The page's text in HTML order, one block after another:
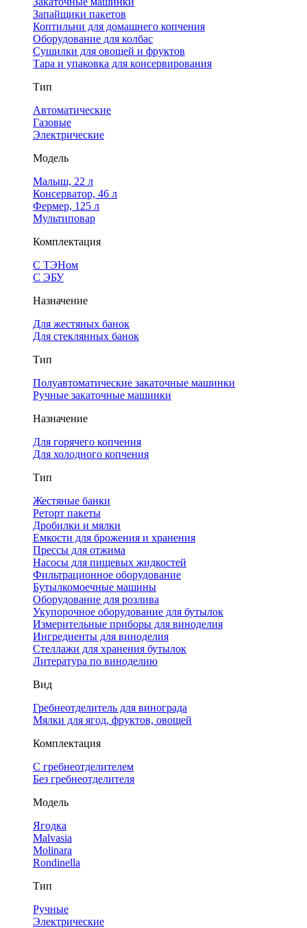
Запайщики пакетов
Коптильни для домашнего копчения
Оборудование для колбас
Сушилки для овощей и фруктов
Тара и упаковка для консервирования
Тип
Автоматические
Газовые
Электрические
Модель
Малыш, 22 л
Консерватор, 46 л
Фермер, 125 л
Мультиповар
Комплектация
С ТЭНом
С ЭБУ
Назначение
Для жестяных банок
Для стеклянных банок
Тип
Полуавтоматические закаточные машинки
Ручные закаточные машинки
Назначение
Для горячего копчения
Для холодного копчения
Тип
Жестяные банки
Реторт пакеты
Дробилки и мялки
Емкости для брожения и хранения
Прессы для отжима
Насосы для пищевых жидкостей
Фильтрационное оборудование
Бутылкомоечные машины
Оборудование для розлива
Укупорочное оборудование для бутылок
Измерительные приборы для виноделия
Ингредиенты для виноделия
Стеллажи для хранения бутылок
Литература по виноделию
Вид
Гребнеотделитель для винограда
Мялки для ягод, фруктов, овощей
Комплектация
С гребнеотделителем
Без гребнеотделителя
Модель
Ягодка
Malvasia
Molinara
Rondinella
Тип
Ручные
Электрические